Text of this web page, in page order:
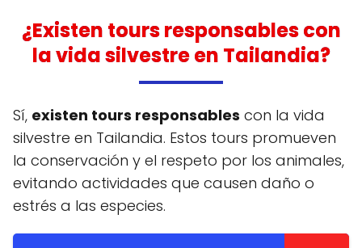
¿Existen tours responsables con
la vida silvestre en Tailandia?
Sí, existen tours responsables con la vida
silvestre en Tailandia. Estos tours promueven
la conservación y el respeto por los animales,
evitando actividades que causen daño o
estrés a las especies.